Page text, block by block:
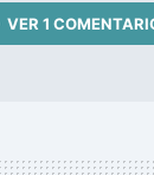
VER 1